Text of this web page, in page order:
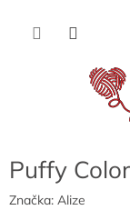
obsah
Puffy
Značka: Alize